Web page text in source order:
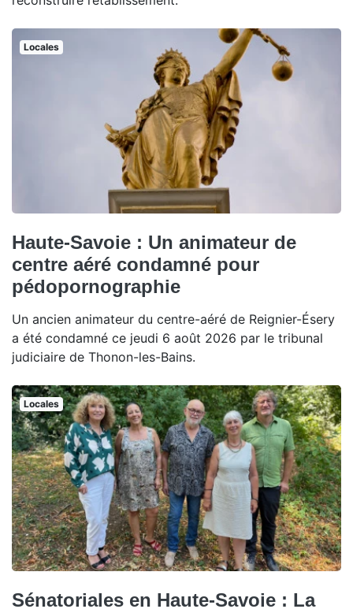
Locales
Haute-Savoie : Un animateur de
centre aéré condamné pour
pédopornographie
Un ancien animateur du centre-aéré de Reignier-Ésery
a été condamné ce jeudi 6 août 2026 par le tribunal
judiciaire de Thonon-les-Bains.
Locales
Sénatoriales en Haute-Savoie : La